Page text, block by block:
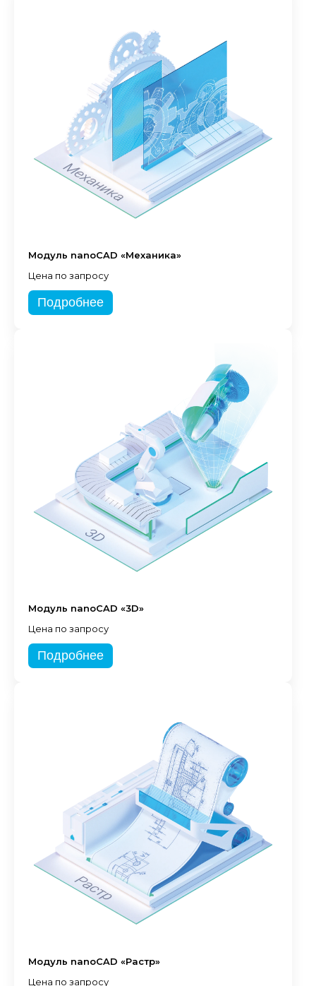
Модуль nanoCAD «Механика»
Цена по запросу
Подробнее
Модуль nanoCAD «3D»
Цена по запросу
Подробнее
Модуль nanoCAD «Растр»
Цена по запросу